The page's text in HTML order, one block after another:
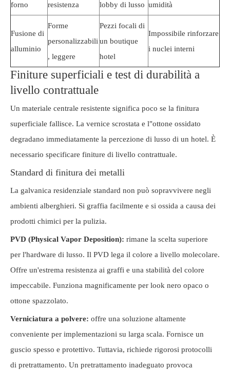
forno
resistenza
lobby di lusso umidità
Fusione di
alluminio
Forme
personalizzabili
, leggere
Pezzi focali di
un boutique
hotel
Impossibile rinforzare
i nuclei interni
Finiture superficiali e test di durabilità a
livello contrattuale
Un materiale centrale resistente significa poco se la finitura
superficiale fallisce. La vernice scrostata e l"ottone ossidato
degradano immediatamente la percezione di lusso di un hotel. È
necessario specificare finiture di livello contrattuale.
Standard di finitura dei metalli
La galvanica residenziale standard non può sopravvivere negli
ambienti alberghieri. Si graffia facilmente e si ossida a causa dei
prodotti chimici per la pulizia.
PVD (Physical Vapor Deposition): rimane la scelta superiore
per l'hardware di lusso. Il PVD lega il colore a livello molecolare.
Offre un'estrema resistenza ai graffi e una stabilità del colore
impeccabile. Funziona magnificamente per look nero opaco o
ottone spazzolato.
Verniciatura a polvere: offre una soluzione altamente
conveniente per implementazioni su larga scala. Fornisce un
guscio spesso e protettivo. Tuttavia, richiede rigorosi protocolli
di pretrattamento. Un pretrattamento inadeguato provoca